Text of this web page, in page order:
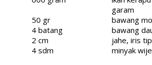
garam
50 gr
bawang
4 batang
bawang
2 cm
jahe, iris
4 sdm
minyak